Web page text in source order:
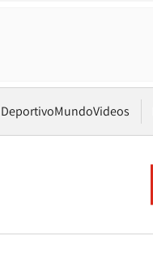
DeportivoMundoVideos